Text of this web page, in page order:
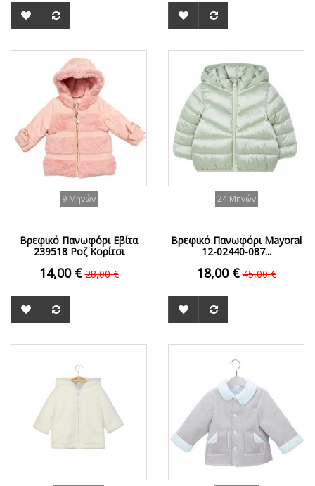
9 Μηνών
Βρεφικό Πανωφόρι Εβίτα
239518 Ροζ Κορίτσι
14,00 € 28,00 €
24 Μηνών
Βρεφικό Πανωφόρι Mayoral
12-02440-087...
18,00 € 45,00 €